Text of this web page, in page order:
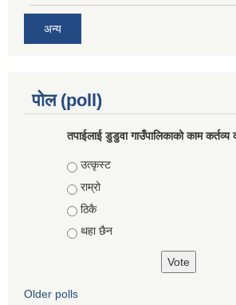
अन्य
पोल (poll)
तपाईलाई डुडुवा गाउँपालिकाको काम कर्तव्य
Choices
उत्कृस्ट
राम्रो
ठिकै
थहा छैन
Older polls